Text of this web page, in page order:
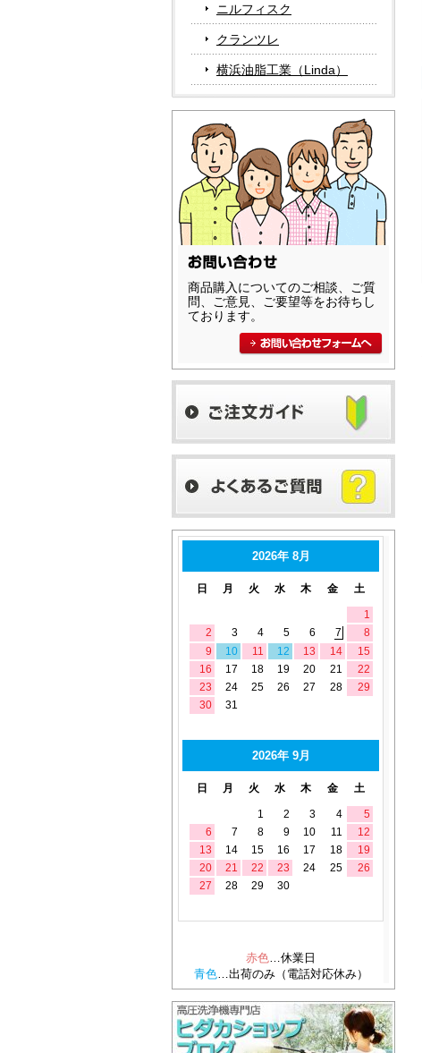
ニルフィスク
クランツレ
横浜油脂工業（Linda）
商品購入についてのご相談、ご質
問、ご意見、ご要望等をお待ちし
ております。